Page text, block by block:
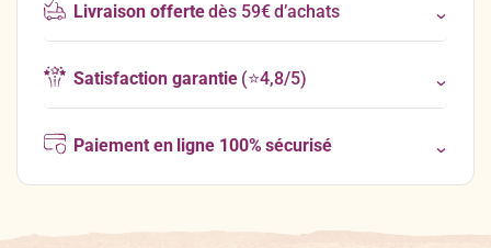
Livraison offertedès 59€ d’achats
Satisfaction garantie(⭐4,8/5)
Paiement en ligne 100% sécurisé